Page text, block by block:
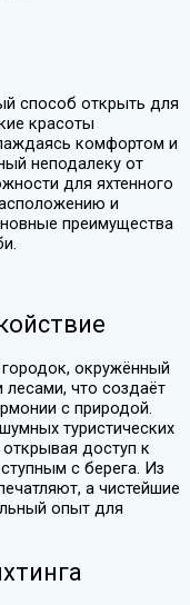
способ открыть для
красоты
комфортом и
неподалеку от
для яхтенного
и
преимущества
окружённый
что создаёт
с природой.
туристических
доступ к
с берега. Из
а чистейшие
опыт для